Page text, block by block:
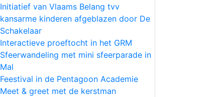
Initiatief van Vlaams Belang tvv
kansarme kinderen afgeblazen door De
Schakelaar
Interactieve proeftocht in het GRM
Sfeerwandeling met mini sfeerparade in
Mal
Feestival in de Pentagoon Academie
Meet & greet met de kerstman